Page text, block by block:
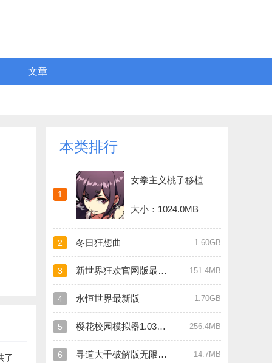
文章
了
本类排行
1
女拳主义桃子移植
大小：1024.0MB
2 冬日狂想曲 1.60GB
3 新世界狂欢官网版最新版 151.4MB
4 永恒世界最新版 1.70GB
5 樱花校园模拟器1.039.90最新版 256.4MB
6 寻道大千破解版无限内购 14.7MB